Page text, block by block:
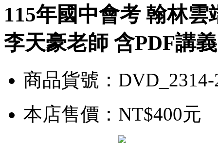
115年國中會考 翰林
李天豪老師 含PDF講
商品貨號：DVD_2314-
本店售價： NT$400元